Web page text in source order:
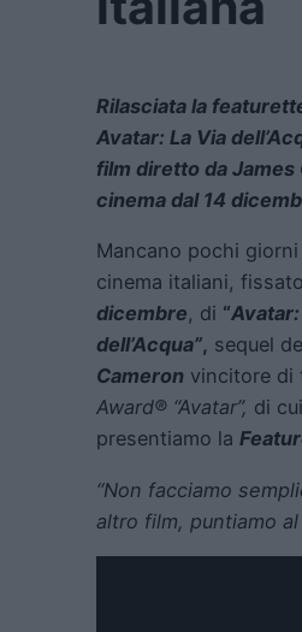
Rilasciata la
Avatar: La Via
film diretto da James
cinema dal 14
Mancano pochi
cinema italiani,
dicembre, di “Avatar:
dell’Acqua”, sequel
Cameron vincitore di
Award® “Avatar”, di
presentiamo la
“Non facciamo
altro film, puntiamo al